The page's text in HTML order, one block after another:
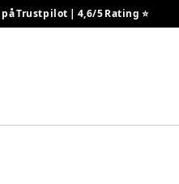
Trustpilot | 4,6/5 Rating ⭐️